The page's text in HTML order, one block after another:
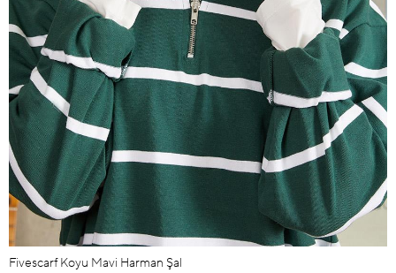
Fivescarf Koyu Mavi Harman Şal